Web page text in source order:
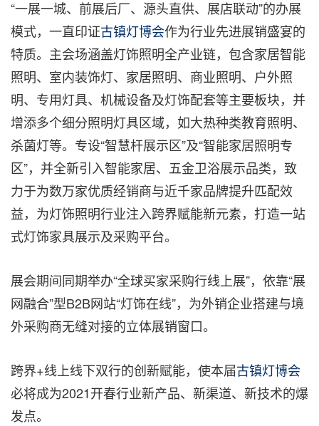
“一展一城、前展后厂、源头直供、展店联动”的办展
模式，一直印证古镇灯博会作为行业先进展销盛宴的
特质。主会场涵盖灯饰照明全产业链，包含家居智能
照明、室内装饰灯、家居照明、商业照明、户外照
明、专用灯具、机械设备及灯饰配套等主要板块，并
增添多个细分照明灯具区域，如大热种类教育照明、
杀菌灯等。专设“智慧杆展示区”及“智能家居照明专
区”， 并全新引入智能家居、五金卫浴展示品类，致
力于为数万家优质经销商与近千家品牌提升匹配效
益，为灯饰照明行业注入跨界赋能新元素，打造一站
式灯饰家具展示及采购平台。
展会期间同期举办“全球买家采购行线上展”，依靠“展
网融合”型B2B网站“灯饰在线”，为外销企业搭建与境
外采购商无缝对接的立体展销窗口。
跨界+线上线下双行的创新赋能，使本届古镇灯博会
必将成为2021开春行业新产品、新渠道、新技术的爆
发点。